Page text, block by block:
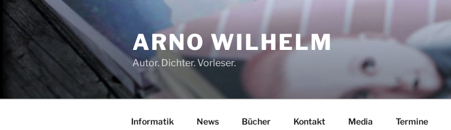
Zum
Inhalt
springen
ARNO WILHELM
Autor. Dichter. Vorleser.
Informatik News Bücher Kontakt Media Termine